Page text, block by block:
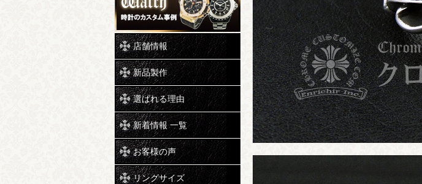
店舗情報
新品製作
選ばれる理由
新着情報 一覧
お客様の声
リングサイズ